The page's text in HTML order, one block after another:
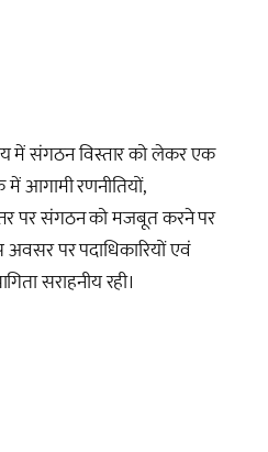
में संगठन विस्तार को लेकर एक
में आगामी रणनीतियों,
पर संगठन को मजबूत करने पर
अवसर पर पदाधिकारियों एवं
सराहनीय रही।